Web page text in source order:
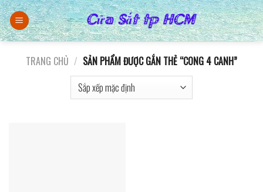
Skip
to
content
TRANG CHỦ / SẢN PHẨM ĐƯỢC GẮN THẺ “CONG 4 CANH”